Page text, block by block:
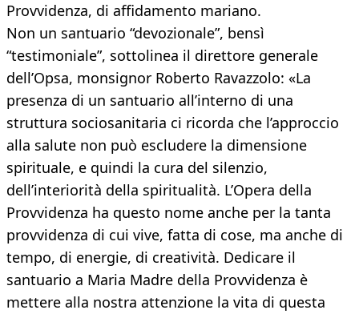
Provvidenza, di affidamento mariano.
Non un santuario “devozionale”, bensì
“testimoniale”, sottolinea il direttore generale
dell’Opsa, monsignor Roberto Ravazzolo: «La
presenza di un santuario all’interno di una
struttura sociosanitaria ci ricorda che l’approccio
alla salute non può escludere la dimensione
spirituale, e quindi la cura del silenzio,
dell’interiorità della spiritualità. L’Opera della
Provvidenza ha questo nome anche per la tanta
provvidenza di cui vive, fatta di cose, ma anche di
tempo, di energie, di creatività. Dedicare il
santuario a Maria Madre della Provvidenza è
mettere alla nostra attenzione la vita di questa